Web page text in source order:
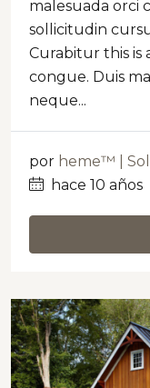
malesuada orci
sollicitudin
Curabitur this is
congue. Duis
neque...
por heme™ |
hace 10 años